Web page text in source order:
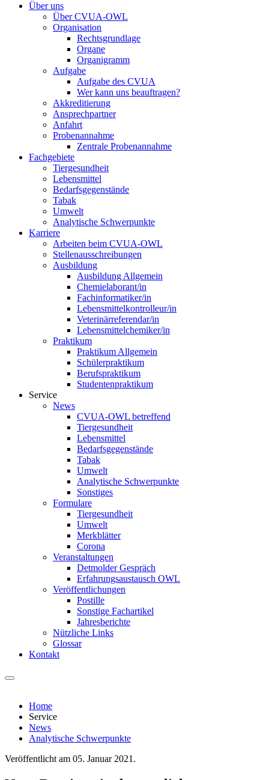
Über uns
Über CVUA-OWL
Organisation
Rechtsgrundlage
Organe
Organigramm
Aufgabe
Aufgabe des CVUA
Wer kann uns beauftragen?
Akkreditierung
Ansprechpartner
Anfahrt
Probenannahme
Zentrale Probenannahme
Fachgebiete
Tiergesundheit
Lebensmittel
Bedarfsgegenstände
Tabak
Umwelt
Analytische Schwerpunkte
Karriere
Arbeiten beim CVUA-OWL
Stellenausschreibungen
Ausbildung
Ausbildung Allgemein
Chemielaborant/in
Fachinformatiker/in
Lebensmittelkontrolleur/in
Veterinärreferendar/in
Lebensmittelchemiker/in
Praktikum
Praktikum Allgemein
Schülerpraktikum
Berufspraktikum
Studentenpraktikum
Service
News
CVUA-OWL betreffend
Tiergesundheit
Lebensmittel
Bedarfsgegenstände
Tabak
Umwelt
Analytische Schwerpunkte
Sonstiges
Formulare
Tiergesundheit
Umwelt
Merkblätter
Corona
Veranstaltungen
Detmolder Gespräch
Erfahrungsaustausch OWL
Veröffentlichungen
Postille
Sonstige Fachartikel
Jahresberichte
Nützliche Links
Glossar
Kontakt
Home
Service
News
Analytische Schwerpunkte
Veröffentlicht am 05. Januar 2021 .